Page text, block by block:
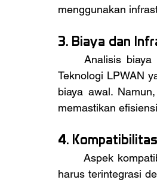
menggunakan
3. Biaya dan
	Analisis biaya mencakup evaluasi infrastruktur yang ada dan yang perlu dibangun.
Teknologi LPWAN
biaya awal.
memastikan
4.
harus terintegrasi